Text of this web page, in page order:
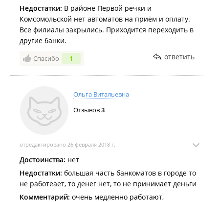
Недостатки: В районе Первой речки и
Комсомольской нет автоматов на приём и оплату.
Все филиалы закрылись. Приходится переходить в
другие банки.
Спасибо 1 ответить
Ольга Витальевна
Отзывов3
отредактировано 26 февраля 2018 г.
Достоинства: нет
Недостатки: большая часть банкоматов в городе то
не работеает, то денег нет, то не принимает деньги
Комментарий: очень медленно работают,